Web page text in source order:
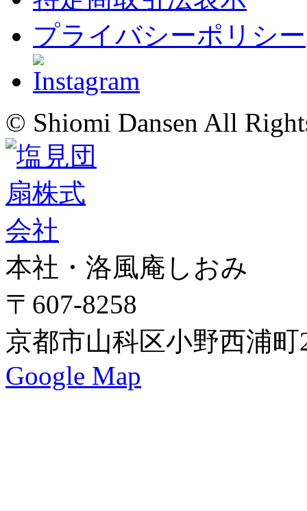
プライバシーポリシー
© Shiomi Dansen All
本社・洛風庵しおみ
〒607-8258
京都市山科区小野西浦町
Google Map